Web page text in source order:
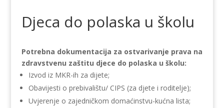
Djeca do polaska u školu
Potrebna dokumentacija za ostvarivanje prava na
zdravstvenu zaštitu djece do polaska u školu:
Izvod iz MKR-ih za dijete;
Obavijesti o prebivalištu/ CIPS (za djete i roditelje);
Uvjerenje o zajedničkom domaćinstvu-kućna lista;